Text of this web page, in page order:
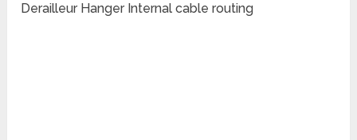
Derailleur Hanger Internal cable routing